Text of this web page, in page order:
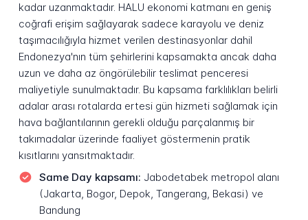
kadar uzanmaktadır. HALU ekonomi katmanı en geniş
coğrafi erişim sağlayarak sadece karayolu ve deniz
taşımacılığıyla hizmet verilen destinasyonlar dahil
Endonezya'nın tüm şehirlerini kapsamakta ancak daha
uzun ve daha az öngörülebilir teslimat penceresi
maliyetiyle sunulmaktadır. Bu kapsama farklılıkları belirli
adalar arası rotalarda ertesi gün hizmeti sağlamak için
hava bağlantılarının gerekli olduğu parçalanmış bir
takımadalar üzerinde faaliyet göstermenin pratik
kısıtlarını yansıtmaktadır.
Same Day kapsamı: Jabodetabek metropol alanı
(Jakarta, Bogor, Depok, Tangerang, Bekasi) ve
Bandung